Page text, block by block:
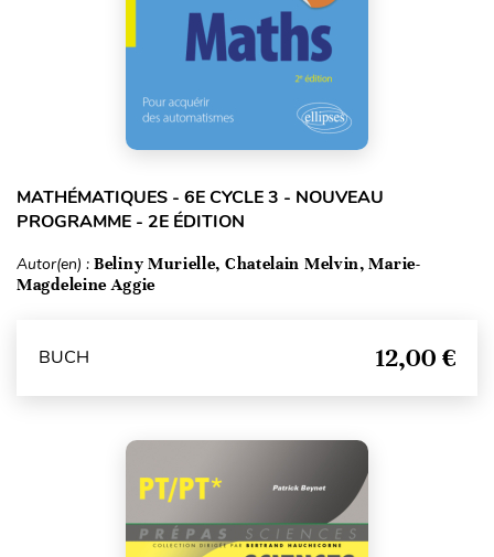
MATHÉMATIQUES - 6E CYCLE 3 - NOUVEAU
PROGRAMME - 2E ÉDITION
Autor(en) : Beliny Murielle, Chatelain Melvin, Marie-
Magdeleine Aggie
BUCH 12,00 €